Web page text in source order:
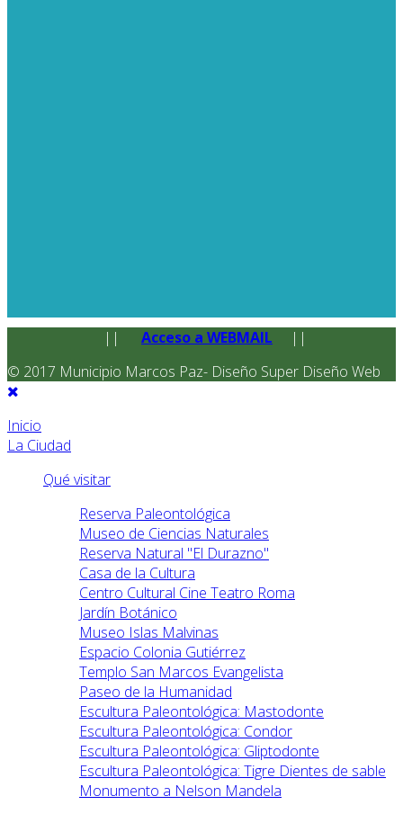
|| Acceso a WEBMAIL
||
© 2017 Municipio Marcos Paz- Diseño Super Diseño Web
Inicio
La Ciudad
Qué visitar
Reserva Paleontológica
Museo de Ciencias Naturales
Reserva Natural "El Durazno"
Casa de la Cultura
Centro Cultural Cine Teatro Roma
Jardín Botánico
Museo Islas Malvinas
Espacio Colonia Gutiérrez
Templo San Marcos Evangelista
Paseo de la Humanidad
Escultura Paleontológica: Mastodonte
Escultura Paleontológica: Condor
Escultura Paleontológica: Gliptodonte
Escultura Paleontológica: Tigre Dientes de sable
Monumento a Nelson Mandela